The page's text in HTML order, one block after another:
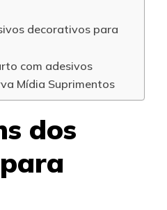
decorativos para
com adesivos
Mídia Suprimentos
dos